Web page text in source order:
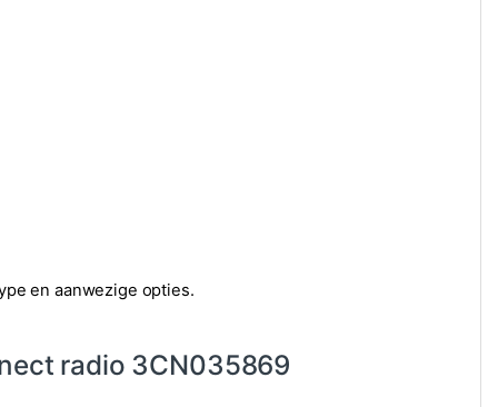
en aanwezige opties.
radio 3CN035869